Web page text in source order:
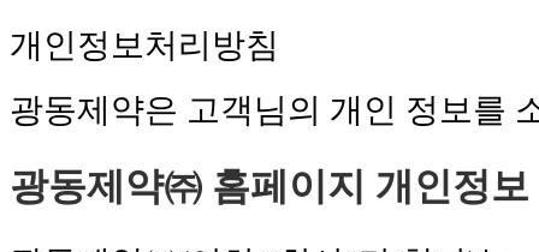
개인정보처리방침
광동제약은 고객님의 개인 정보를
광동제약㈜ 홈페이지 개인정